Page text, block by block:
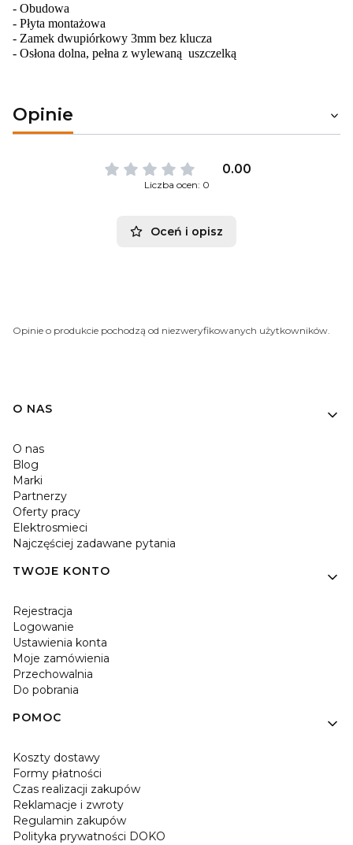
- Obudowa
- Płyta montażowa
- Zamek dwupiórkowy 3mm bez klucza
- Osłona dolna, pełna z wylewaną uszczelką
Opinie
0.00
Liczba ocen: 0
Oceń i opisz
Opinie o produkcie pochodzą od niezweryfikowanych użytkowników.
O NAS
O nas
Blog
Marki
Partnerzy
Oferty pracy
Elektrosmieci
Najczęściej zadawane pytania
TWOJE KONTO
Rejestracja
Logowanie
Ustawienia konta
Moje zamówienia
Przechowalnia
Do pobrania
POMOC
Koszty dostawy
Formy płatności
Czas realizacji zakupów
Reklamacje i zwroty
Regulamin zakupów
Polityka prywatności DOKO